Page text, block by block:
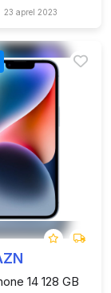
23 aprel 2023
14 128 GB